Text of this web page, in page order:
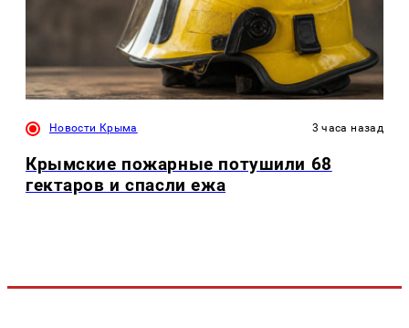
Новости Крыма 3 часа назад
Крымские пожарные потушили 68
гектаров и спасли ежа